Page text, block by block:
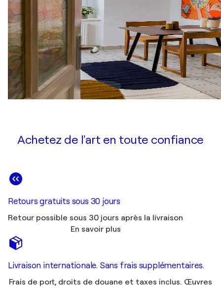
Achetez de l'art en toute confiance
Retours gratuits sous 30 jours
Retour possible sous 30 jours après la livraison
En savoir plus
Livraison internationale. Sans frais supplémentaires.
Frais de port, droits de douane et taxes inclus. Œuvres